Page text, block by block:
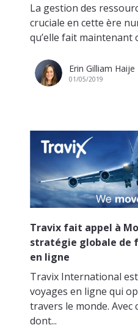
La gestion des
cruciale en cette ère
qu’elle fait maintenant
Erin Gilliam Haije
01/05/2019
Travix fait appel à
stratégie globale de
en ligne
Travix International
voyages en ligne qui
travers le monde. Avec
dont...